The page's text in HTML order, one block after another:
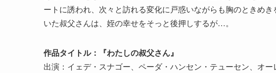
ートに誘われ、次々と訪れる変化に戸惑いながらも胸のときめ
いた叔父さんは、姪の幸せをそっと後押しするが…。
作品タイトル：『わたしの叔父さん』
出演：イェデ・スナゴー、ペーダ・ハンセン・テューセン、オ